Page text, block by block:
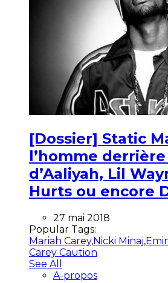
[Dossier] Static
l’homme
d’Aaliyah, Lil
Hurts ou encore
27 mai 2018
Popular Tags:
Mariah Carey,Nicki Minaj,
Carey Caution
See All
A-propos